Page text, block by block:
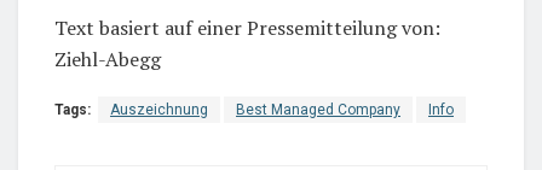
Text basiert auf einer Pressemitteilung von:
Ziehl-Abegg
Tags: Auszeichnung Best Managed Company Info